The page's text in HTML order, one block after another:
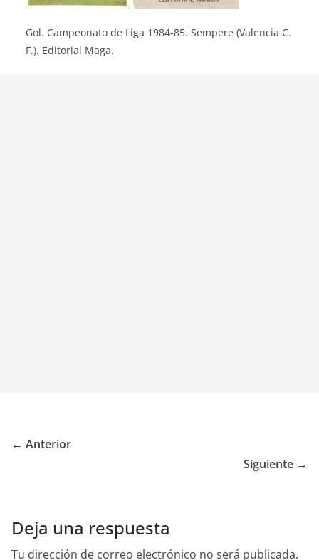
Gol. Campeonato de Liga 1984-85. Sempere (Valencia C.
F.). Editorial Maga.
← Anterior
Siguiente →
Deja una respuesta
Tu dirección de correo electrónico no será publicada.